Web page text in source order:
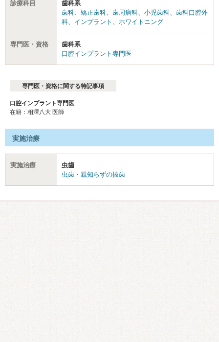
診療科目
歯科系
歯科
矯正歯科 歯周病科 小児歯科
歯科口腔外
科
インプラント ホワイトニング
専門医・資格
歯科系
口腔インプラント専門医
専門医・資格に関する特記事項
口腔インプラント専門医
在籍：相澤八大 医師
実施治療
実施治療
虫歯
虫歯・親知らずの抜歯